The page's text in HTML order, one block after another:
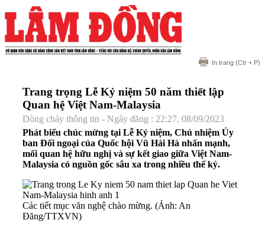
In trang (Ctr + P)
Trang trọng Lễ Kỷ niệm 50 năm thiết lập
Quan hệ Việt Nam-Malaysia
Dòng chảy thông tin - Ngày đăng : 22:27, 08/09/2023
Phát biểu chúc mừng tại Lễ Kỷ niệm, Chủ nhiệm Ủy
ban Đối ngoại của Quốc hội Vũ Hải Hà nhấn mạnh,
mối quan hệ hữu nghị và sự kết giao giữa Việt Nam-
Malaysia có nguồn gốc sâu xa trong nhiều thế kỷ.
Các tiết mục văn nghệ chào mừng. (Ảnh: An
Đăng/TTXVN)